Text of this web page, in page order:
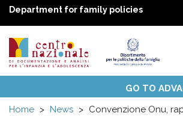
Department for family policies
Centro
menuTopics
Activities
UN Convention
National ObservatoriesGO TO
Home
News
Convenzione Onu,